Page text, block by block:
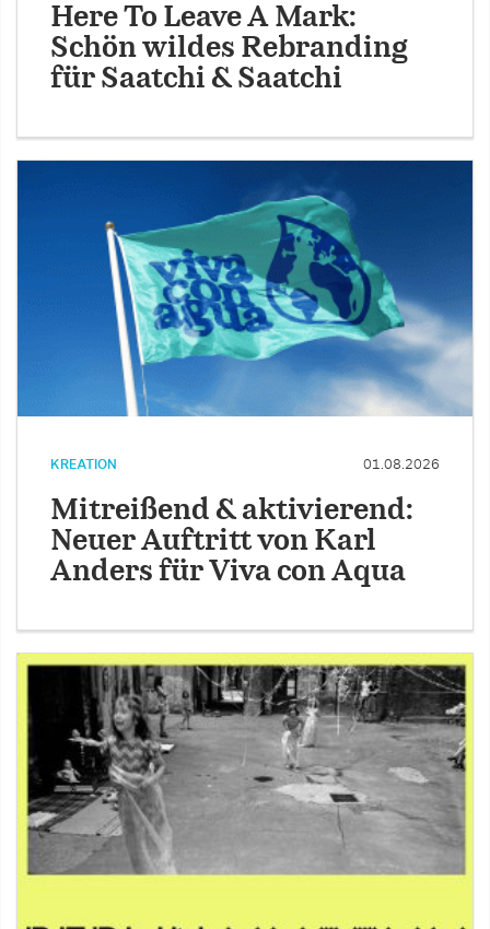
Here To Leave A Mark:
Schön wildes Rebranding
für Saatchi & Saatchi
KREATION 01.08.2026
Mitreißend & aktivierend:
Neuer Auftritt von Karl
Anders für Viva con Aqua